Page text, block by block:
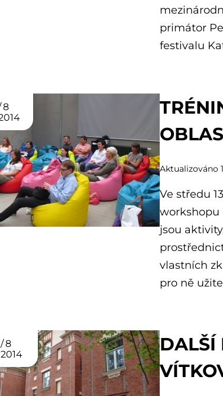
primátor
festivalu
8
Aktualizováno
Ve středu
workshopu
jsou
vlastních
pro ně
8
2014
DALŠÍ